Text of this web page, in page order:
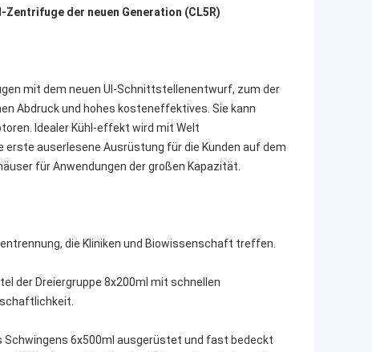
der neuen Generation (CL5R)
mit dem neuen UI-Schnittstellenentwurf, zum der
Abdruck und hohes kosteneffektives. Sie kann
Idealer Kühl-effekt wird mit Welt
auserlesene Ausrüstung für die Kunden auf dem
für Anwendungen der großen Kapazität.
die Kliniken und Biowissenschaft treffen.
der Dreiergruppe 8x200ml mit schnellen
6x500ml ausgerüstet und fast bedeckt